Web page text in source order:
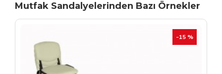
Mutfak Sandalyelerinden Bazı Örnekler
TÜKENIYOR